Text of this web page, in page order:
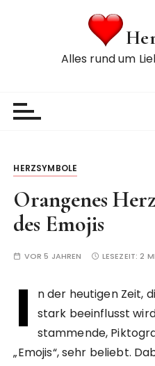
Alles rund um
HERZSYMBOLE
Orangenes
des Emojis
VOR 5 JAHREN LESEZEIT:2
I
n der heutigen Zeit,
stark beeinflusst
stammende,
„Emojis“, sehr beliebt.